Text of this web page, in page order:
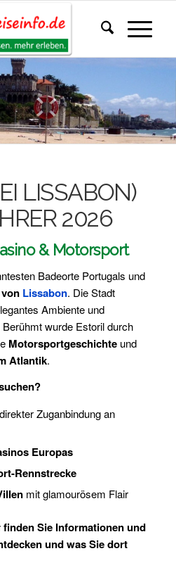
LISSABON)
2026
& Motorsport
Badeorte Portugals und
Lissabon. Die Stadt
Ambiente und
wurde Estoril durch
Motorsportgeschichteund
Atlantik.
Zuganbindung an
Europas
Rennstrecke
mit glamourösem Flair
Sie Informationen und
und was Sie dort